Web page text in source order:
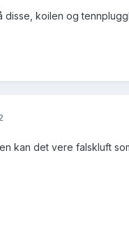
koilen og
kan det vere falskluft